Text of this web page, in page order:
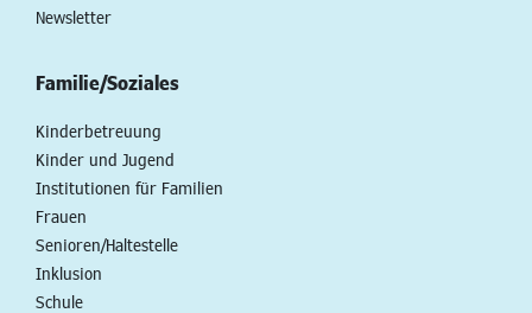
Newsletter
Familie/Soziales
Kinderbetreuung
Kinder und Jugend
Institutionen für Familien
Frauen
Senioren/Haltestelle
Inklusion
Schule